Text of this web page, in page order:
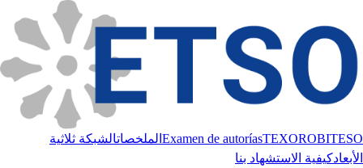
Examen de autoríasTEXOROBITESO الملخصاتالشبكة ثلاثية
الأبعادكيفية الاستشهاد بنا